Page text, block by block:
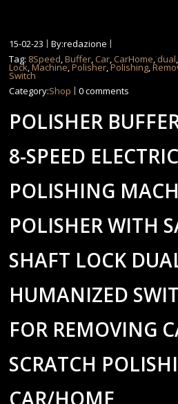
15-02-23
By:redazione
Tag: 8Speed,Buffer, Car, CarHome, dual
Lock,Machine,Polisher,Polishing,
Switch
Category:Shop 0 comments
POLISHER
8-SPEED ELECTRIC
POLISHING
POLISHER WITH
SHAFT LOCK
HUMANIZED
FOR REMOVING
SCRATCH
CAR/HOME